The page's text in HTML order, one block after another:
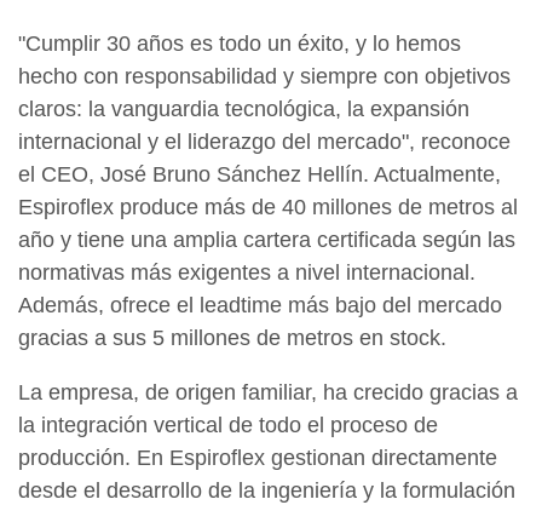
"Cumplir 30 años es todo un éxito, y lo hemos
hecho con responsabilidad y siempre con objetivos
claros: la vanguardia tecnológica, la expansión
internacional y el liderazgo del mercado", reconoce
el CEO, José Bruno Sánchez Hellín. Actualmente,
Espiroflex produce más de 40 millones de metros al
año y tiene una amplia cartera certificada según las
normativas más exigentes a nivel internacional.
Además, ofrece el leadtime más bajo del mercado
gracias a sus 5 millones de metros en stock.
La empresa, de origen familiar, ha crecido gracias a
la integración vertical de todo el proceso de
producción. En Espiroflex gestionan directamente
desde el desarrollo de la ingeniería y la formulación